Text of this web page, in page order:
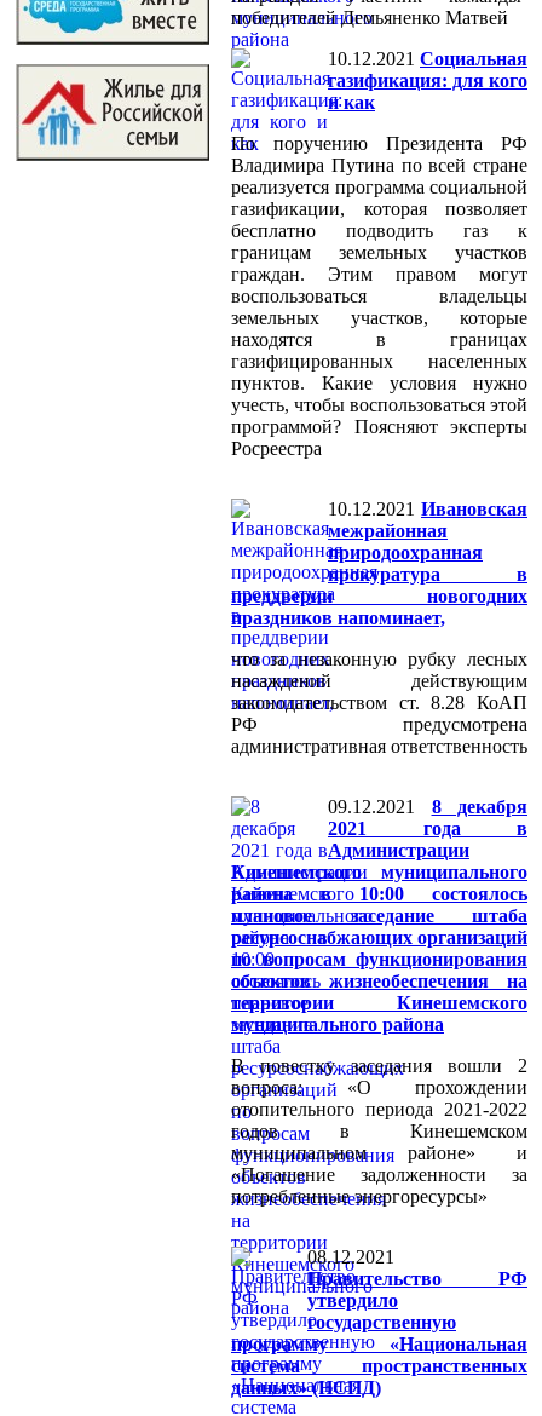
победителей Демьяненко Матвей
10.12.2021 Социальная
газификация: для кого
и как
По поручению Президента РФ
Владимира Путина по всей стране
реализуется программа социальной
газификации, которая позволяет
бесплатно подводить газ к
границам земельных участков
граждан. Этим правом могут
воспользоваться владельцы
земельных участков, которые
находятся в границах
газифицированных населенных
пунктов. Какие условия нужно
учесть, чтобы воспользоваться этой
программой? Поясняют эксперты
Росреестра
10.12.2021 Ивановская
межрайонная
природоохранная
прокуратура в
преддверии новогодних
праздников напоминает,
что за незаконную рубку лесных
насаждений действующим
законодательством ст. 8.28 КоАП
РФ предусмотрена
административная ответственность
09.12.2021
8 декабря
2021 года в
Администрации
Кинешемского муниципального
района в 10:00 состоялось
плановое заседание штаба
ресурсоснабжающих организаций
по вопросам функционирования
объектов жизнеобеспечения на
территории Кинешемского
муниципального района
В повестку заседания вошли 2
вопроса: «О прохождении
отопительного периода 2021-2022
годов в Кинешемском
муниципальном районе» и
«Погашение задолженности за
потребленные энергоресурсы»
08.12.2021
Правительство РФ
утвердило
государственную
программу «Национальная
система пространственных
данных» (НСПД)